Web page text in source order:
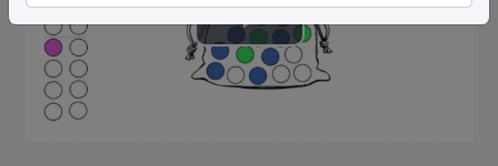
Lire
la